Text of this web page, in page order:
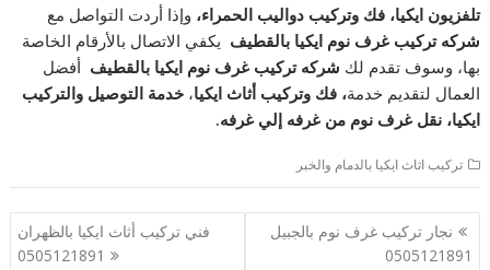
تلفزيون ايكيا، فك وتركيب دواليب الحمراء، وإذا أردت التواصل مع
شركه تركيب غرف نوم ايكيا بالقطيف يكفي الاتصال بالأرقام الخاصة
بها، وسوف تقدم لك شركه تركيب غرف نوم ايكيا بالقطيف أفضل
العمال لتقديم خدمة، فك وتركيب أثاث ايكيا،خدمة التوصيل والتركيب
ايكيا، نقل غرف نوم من غرفه إلي غرفه.
تركيب اثاث ايكيا بالدمام والخبر
تصفّح
المقالات
نجار تركيب غرف نوم بالجبيل
0505121891
فني تركيب أثاث ايكيا بالظهران
0505121891